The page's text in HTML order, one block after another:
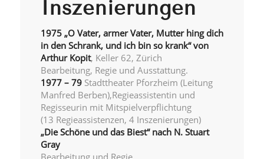
Inszenierungen
1975 „O Vater, armer Vater, Mutter hing dich
in den Schrank, und ich bin so krank“ von
Arthur Kopit, Keller 62, Zürich
Bearbeitung, Regie und Ausstattung.
1977 – 79 Stadttheater Pforzheim (Leitung
Manfred Berben),Regieassistentin und
Regisseurin mit Mitspielverpflichtung
(13 Regieassistenzen, 4 Inszenierungen)
„Die Schöne und das Biest“ nach N. Stuart
Gray
Bearbeitung und Regie